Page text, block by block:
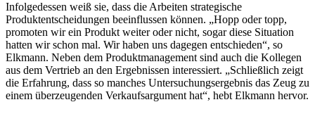
Infolgedessen weiß sie, dass die Arbeiten strategische
Produktentscheidungen beeinflussen können. „Hopp oder topp,
promoten wir ein Produkt weiter oder nicht, sogar diese Situation
hatten wir schon mal. Wir haben uns dagegen entschieden“, so
Elkmann. Neben dem Produktmanagement sind auch die Kollegen
aus dem Vertrieb an den Ergebnissen interessiert. „Schließlich zeigt
die Erfahrung, dass so manches Untersuchungsergebnis das Zeug zu
einem überzeugenden Verkaufsargument hat“, hebt Elkmann hervor.